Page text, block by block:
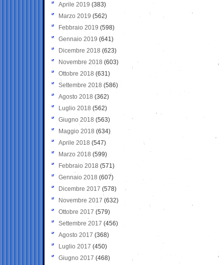
Aprile 2019 (383)
Marzo 2019 (562)
Febbraio 2019 (598)
Gennaio 2019 (641)
Dicembre 2018 (623)
Novembre 2018 (603)
Ottobre 2018 (631)
Settembre 2018 (586)
Agosto 2018 (362)
Luglio 2018 (562)
Giugno 2018 (563)
Maggio 2018 (634)
Aprile 2018 (547)
Marzo 2018 (599)
Febbraio 2018 (571)
Gennaio 2018 (607)
Dicembre 2017 (578)
Novembre 2017 (632)
Ottobre 2017 (579)
Settembre 2017 (456)
Agosto 2017 (368)
Luglio 2017 (450)
Giugno 2017 (468)